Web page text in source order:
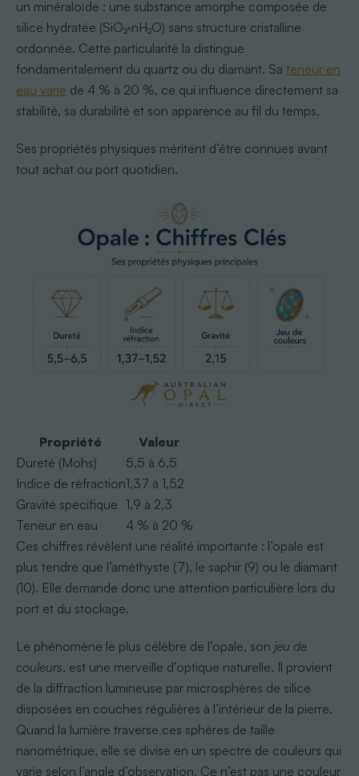
un minéraloïde : une substance amorphe composée de
silice hydratée (SiO₂·nH₂O) sans structure cristalline
ordonnée. Cette particularité la distingue
fondamentalement du quartz ou du diamant. Sa teneur en
eau varie de 4 % à 20 %, ce qui influence directement sa
stabilité, sa durabilité et son apparence au fil du temps.
Ses propriétés physiques méritent d’être connues avant
tout achat ou port quotidien.
Propriété
Valeur
Dureté (Mohs)
5,5 à 6,5
Indice de réfraction1,37 à 1,52
Gravité spécifique 1,9 à 2,3
Teneur en eau
4 % à 20 %
Ces chiffres révèlent une réalité importante : l’opale est
plus tendre que l’améthyste (7), le saphir (9) ou le diamant
(10). Elle demande donc une attention particulière lors du
port et du stockage.
Le phénomène le plus célèbre de l’opale, son jeu de
couleurs, est une merveille d’optique naturelle. Il provient
de la diffraction lumineuse par microsphères de silice
disposées en couches régulières à l’intérieur de la pierre.
Quand la lumière traverse ces sphères de taille
nanométrique, elle se divise en un spectre de couleurs qui
varie selon l’angle d’observation. Ce n’est pas une couleur